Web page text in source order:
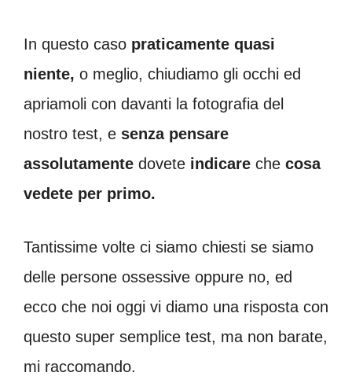
In questo caso praticamente quasi
niente, o meglio, chiudiamo gli occhi ed
apriamoli con davanti la fotografia del
nostro test, e senza pensare
assolutamente dovete indicare che cosa
vedete per primo.
Tantissime volte ci siamo chiesti se siamo
delle persone ossessive oppure no, ed
ecco che noi oggi vi diamo una risposta con
questo super semplice test, ma non barate,
mi raccomando.